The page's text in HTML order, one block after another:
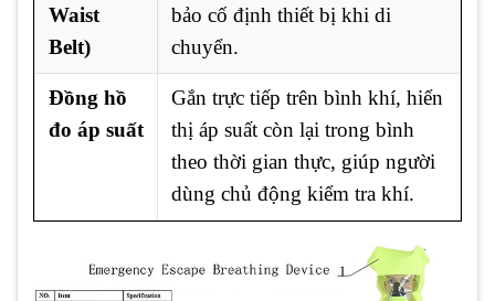
Waist
Belt)
bảo cố định thiết bị khi di
chuyển.
Đồng hồ
đo áp suất
Gắn trực tiếp trên bình khí, hiển
thị áp suất còn lại trong bình
theo thời gian thực, giúp người
dùng chủ động kiểm tra khí.